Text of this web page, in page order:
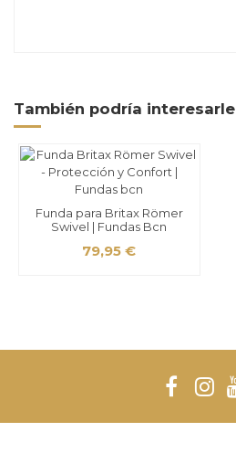
También podría interesarle
Funda para Britax Römer
Swivel | Fundas Bcn
79,95 €